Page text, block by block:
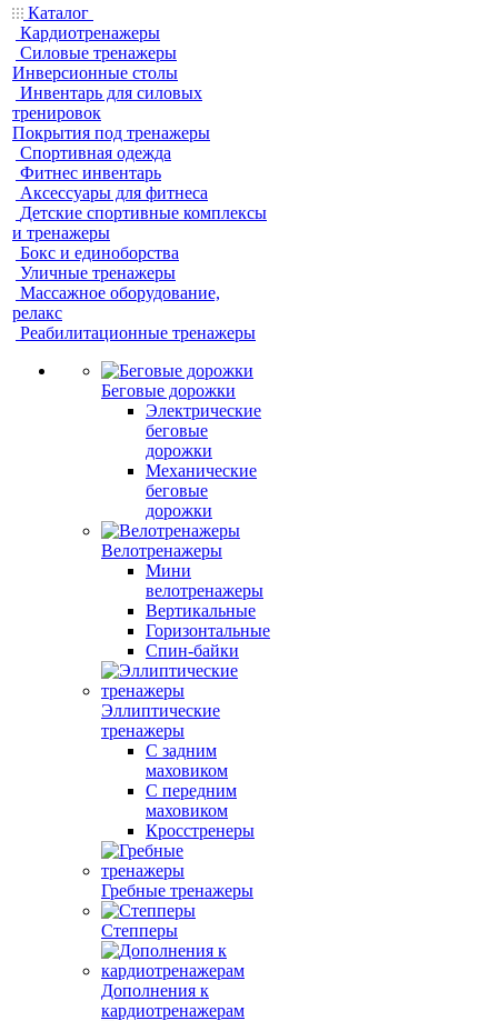
Каталог
Кардиотренажеры
Силовые тренажеры
Инверсионные столы
Инвентарь для силовых
тренировок
Покрытия под тренажеры
Спортивная одежда
Фитнес инвентарь
Аксессуары для фитнеса
Детские спортивные комплексы
и тренажеры
Бокс и единоборства
Уличные тренажеры
Массажное оборудование,
релакс
Реабилитационные тренажеры
Беговые дорожки
Электрические
беговые
дорожки
Механические
беговые
дорожки
Велотренажеры
Мини
велотренажеры
Вертикальные
Горизонтальные
Спин-байки
Эллиптические
тренажеры
С задним
маховиком
С передним
маховиком
Кросстренеры
Гребные тренажеры
Степперы
Дополнения к
кардиотренажерам